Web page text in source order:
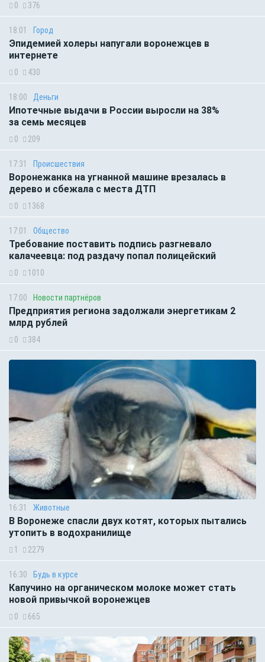
0 376
18:01 Город
Эпидемией холеры напугали воронежцев в
интернете
0 430
18:00 Деньги
Ипотечные выдачи в России выросли на 38%
за семь месяцев
0 209
17:31 Происшествия
Воронежанка на угнанной машине врезалась в
дерево и сбежала с места ДТП
0 1368
17:01 Общество
Требование поставить подпись разгневало
калачеевца: под раздачу попал полицейский
0 1010
17:00 Новости партнёров
Предприятия региона задолжали энергетикам 2
млрд рублей
0 384
16:31 Животные
В Воронеже спасли двух котят, которых пытались
утопить в водохранилище
1 2279
16:30 Будь в курсе
Капучино на органическом молоке может стать
новой привычкой воронежцев
0 665